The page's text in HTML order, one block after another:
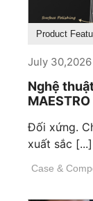
Product
July 30,2026
Nghệ
Đối xứng. Chi tiết.
xuất sắc [...]
Case &